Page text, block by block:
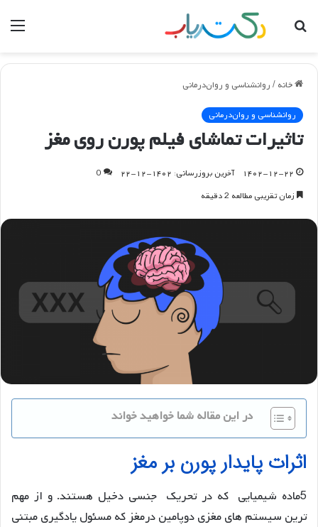
جستجو
خانه / روانشناسی و روان‌درمانی
روانشناسی و روان‌درمانی
تاثیرات تماشای فیلم پورن روی مغز
۱۴۰۲-۱۲-۲۲ آخرین بروزرسانی: ۱۴۰۲-۱۲-۲۲
0
زمان تقریبی مطالعه 2 دقیقه
در این مقاله شما خواهید خواند
اثرات پایدار پورن بر مغز
5ماده شیمیایی که در تحریک جنسی دخیل هستند. و از مهم
ترین سیستم های مغزی دوپامین درمغز که مسئول یادگیری مبتنی